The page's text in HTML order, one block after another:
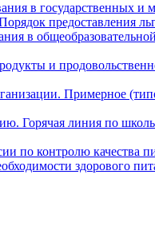
в государственных и
предоставления
в
и
Примерное
Горячая линия по
по контролю качества
здорового